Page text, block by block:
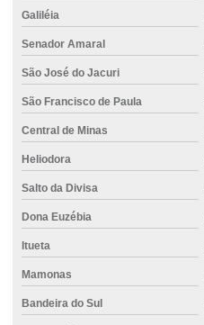
Galiléia
Senador Amaral
São José do Jacuri
São Francisco de Paula
Central de Minas
Heliodora
Salto da Divisa
Dona Euzébia
Itueta
Mamonas
Bandeira do Sul